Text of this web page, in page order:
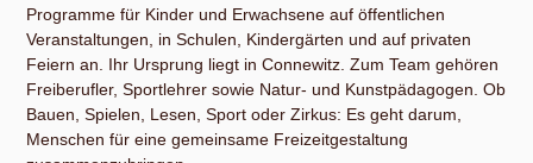
Programme für Kinder und Erwachsene auf öffentlichen
Veranstaltungen, in Schulen, Kindergärten und auf privaten
Feiern an. Ihr Ursprung liegt in Connewitz. Zum Team gehören
Freiberufler, Sportlehrer sowie Natur- und Kunstpädagogen. Ob
Bauen, Spielen, Lesen, Sport oder Zirkus: Es geht darum,
Menschen für eine gemeinsame Freizeitgestaltung